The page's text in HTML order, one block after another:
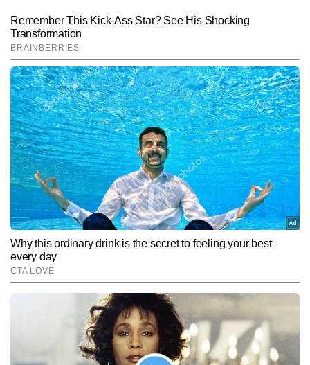
यतींद्र लवानिया
प्रिंट और डिजिटल मीडिया में बिजनेस एवं इकोनॉमी कैटेगरी में 10 वर्षों से अधिक
का अनुभव। पिछले 7 वर्षों से शेयर बाजार, कॉरपोरेट सेक्टर और आर्थिक नीतियों से
जुड़ी खबरों पर विशेष पकड़। लेखन में केवल हेडलाइन तक सीमित न रहकर
आंकड़ों, नीतिगत फैसलों और कॉरपोरेट दावों के पीछे की वास्तविक तस्वीर को
बैलेंस्ड और आसान शब्दों में पाठकों तक पहुंचाने का प्रयास। वर्तमान में Times
Now Hindi के लिए बाजार की हर हलचल और आर्थिक घटनाक्रम पर नजर बनाए
हुए हैं।
और पढ़ें
Follow Us:
Subscribe to our daily Newsletter!
SUBMIT